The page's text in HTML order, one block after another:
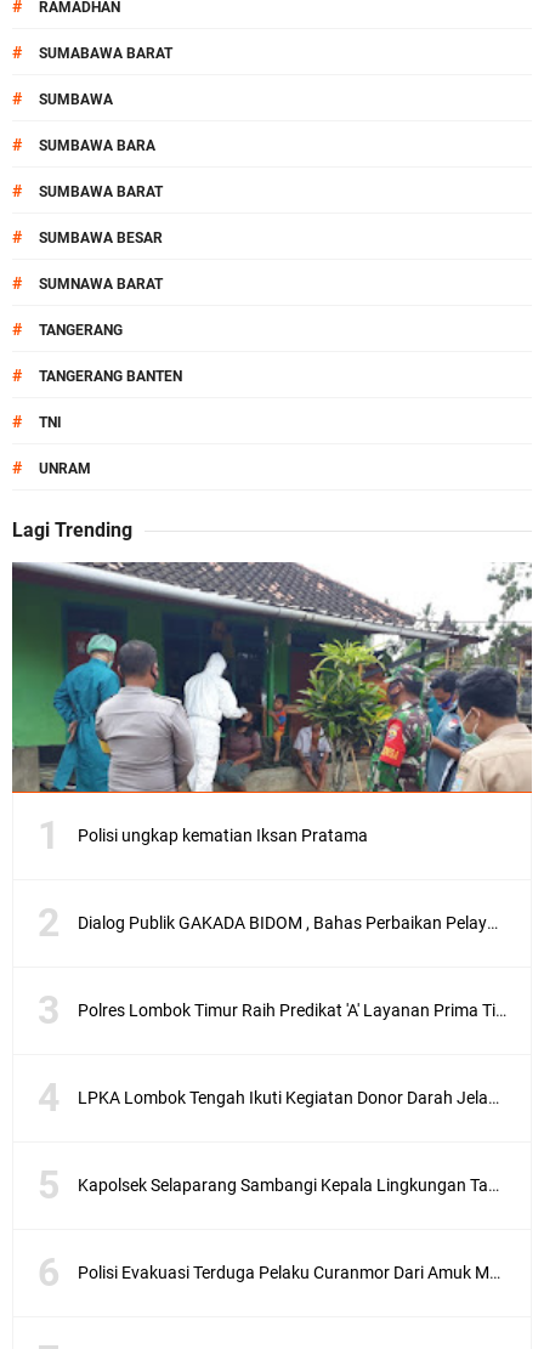
# RAMADHAN
# SUMABAWA BARAT
# SUMBAWA
# SUMBAWA BARA
# SUMBAWA BARAT
# SUMBAWA BESAR
# SUMNAWA BARAT
# TANGERANG
# TANGERANG BANTEN
# TNI
# UNRAM
Lagi Trending
Polisi ungkap kematian Iksan Pratama
Dialog Publik GAKADA BIDOM , Bahas Perbaikan Pelayanan Medis di NTB
Polres Lombok Timur Raih Predikat 'A' Layanan Prima Tingkat Polres Jajaran
LPKA Lombok Tengah Ikuti Kegiatan Donor Darah Jelang HUT RI_ Ke 81
Kapolsek Selaparang Sambangi Kepala Lingkungan Taman Perkuat Sinergitas
Polisi Evakuasi Terduga Pelaku Curanmor Dari Amuk Masa